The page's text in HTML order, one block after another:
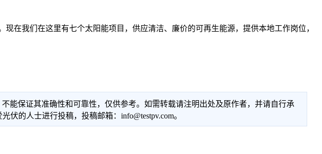
在我们在这里有七个太阳能项目，供应清洁、廉价的可再生能源，提供本地工作岗位，
能保证其准确性和可靠性，仅供参考。如需转载请注明出处及原作者，并请自行承
的人士进行投稿，投稿邮箱：info@testpv.com。